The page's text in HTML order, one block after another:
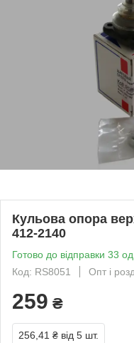
Кульова опора
412-2140
Готово до відправки 33 од.
Код: RS8051
Опт і
259 ₴
256,41 ₴ від 5 шт.